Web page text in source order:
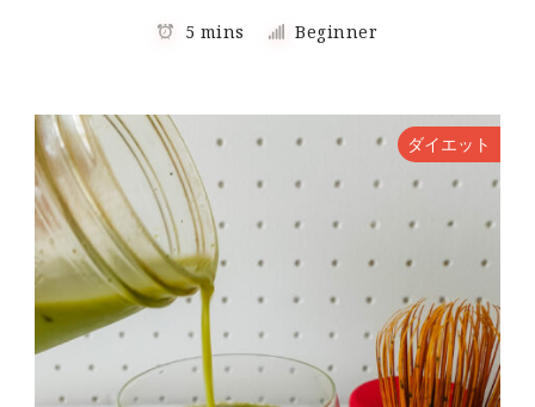
5 mins Beginner
ダイエット